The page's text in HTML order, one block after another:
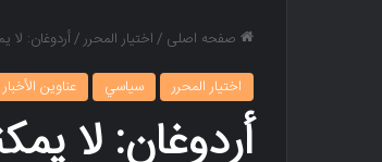
صفحه اصلی /اختيار المحرر/أردوغان: لا
اختيار المحرر
سياسي عناوين الأخبار
أردوغان: لا